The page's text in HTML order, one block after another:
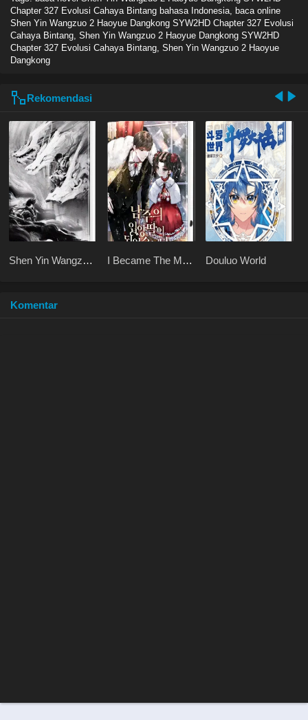
Chapter 327 Evolusi Cahaya Bintang bahasa Indonesia, baca online
Shen Yin Wangzuo 2 Haoyue Dangkong SYW2HD Chapter 327 Evolusi
Cahaya Bintang, Shen Yin Wangzuo 2 Haoyue Dangkong SYW2HD
Chapter 327 Evolusi Cahaya Bintang, Shen Yin Wangzuo 2 Haoyue
Dangkong
Rekomendasi
Shen Yin Wangzuo
I Became The Male
Douluo World
Komentar